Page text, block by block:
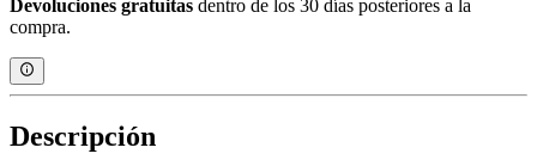
Devoluciones gratuitas dentro de los 30 días posteriores a la
compra.
Descripción